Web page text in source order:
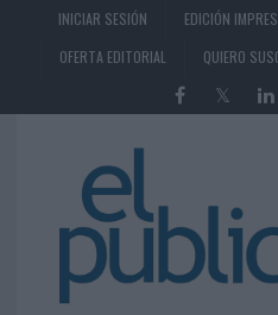
INICIAR SESIÓN EDICIÓN
OFERTA EDITORIAL
QUIERO